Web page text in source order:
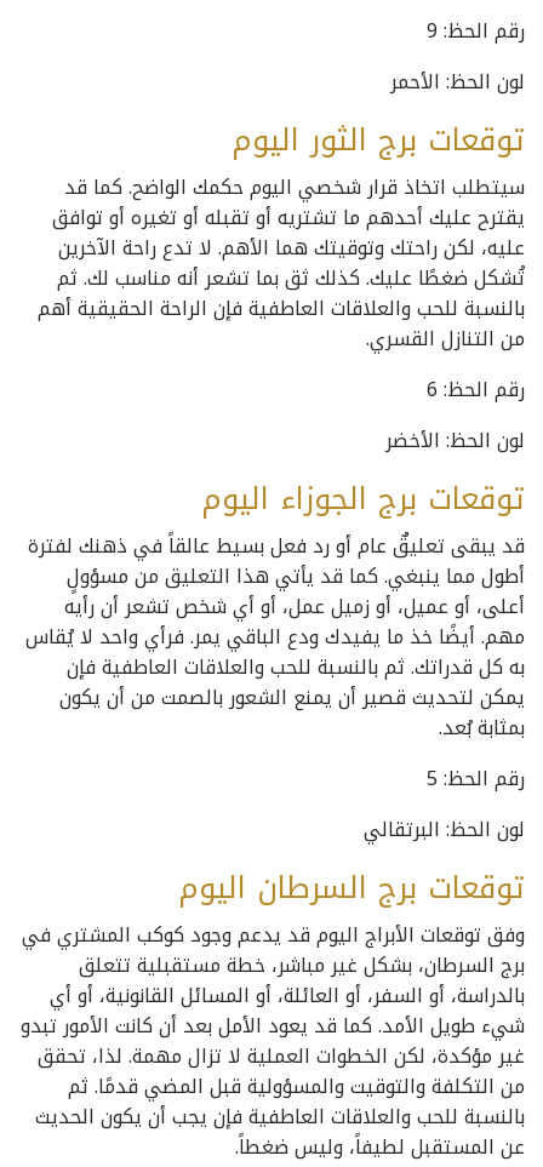
رقم الحظ: 9
لون الحظ: الأحمر
توقعات برج الثور اليوم
سيتطلب اتخاذ قرار شخصي اليوم حكمك الواضح. كما قد
يقترح عليك أحدهم ما تشتريه أو تقبله أو تغيره أو توافق
عليه، لكن راحتك وتوقيتك هما الأهم. لا تدع راحة الآخرين
تُشكل ضغطًا عليك. كذلك ثق بما تشعر أنه مناسب لك. ثم
بالنسبة للحب والعلاقات العاطفية فإن الراحة الحقيقية أهم
من التنازل القسري.
رقم الحظ: 6
لون الحظ: الأخضر
توقعات برج الجوزاء اليوم
قد يبقى تعليقٌ عام أو رد فعل بسيط عالقاً في ذهنك لفترة
أطول مما ينبغي. كما قد يأتي هذا التعليق من مسؤولٍ
أعلى، أو عميل، أو زميل عمل، أو أي شخص تشعر أن رأيه
مهم. أيضًا خذ ما يفيدك ودع الباقي يمر. فرأي واحد لا يُقاس
به كل قدراتك. ثم بالنسبة للحب والعلاقات العاطفية فإن
يمكن لتحديث قصير أن يمنع الشعور بالصمت من أن يكون
بمثابة بُعد.
رقم الحظ: 5
لون الحظ: البرتقالي
توقعات برج السرطان اليوم
وفق توقعات الأبراج اليوم قد يدعم وجود كوكب المشتري في
برج السرطان، بشكل غير مباشر، خطة مستقبلية تتعلق
بالدراسة، أو السفر، أو العائلة، أو المسائل القانونية، أو أي
شيء طويل الأمد. كما قد يعود الأمل بعد أن كانت الأمور تبدو
غير مؤكدة، لكن الخطوات العملية لا تزال مهمة. لذا، تحقق
من التكلفة والتوقيت والمسؤولية قبل المضي قدمًا. ثم
بالنسبة للحب والعلاقات العاطفية فإن يجب أن يكون الحديث
عن المستقبل لطيفاً، وليس ضغطاً.